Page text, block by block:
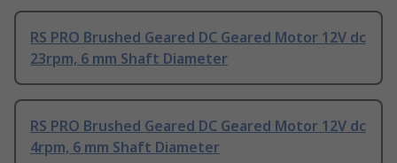
RS PRO Brushed Geared DC Geared Motor 12V dc
23rpm, 6 mm Shaft Diameter
RS PRO Brushed Geared DC Geared Motor 12V dc
4rpm, 6 mm Shaft Diameter